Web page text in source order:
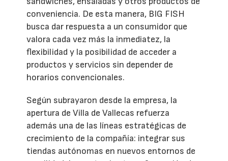
conveniencia. De esta manera, BIG FISH
busca dar respuesta a un consumidor que
valora cada vez más la inmediatez, la
flexibilidad y la posibilidad de acceder a
productos y servicios sin depender de
horarios convencionales.
Según subrayaron desde la empresa, la
apertura de Villa de Vallecas refuerza
además una de las líneas estratégicas de
crecimiento de la compañía: integrar sus
tiendas autónomas en nuevos entornos de